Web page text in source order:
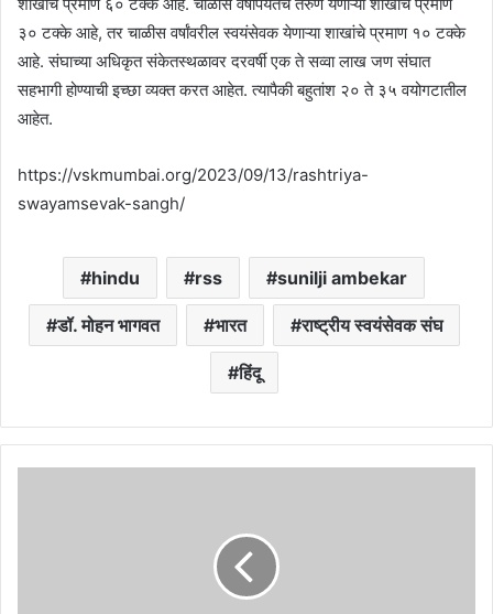
३० टक्के आहे, तर चाळीस वर्षांवरील स्वयंसेवक येणाऱ्या शाखांचे प्रमाण १० टक्के
आहे. संघाच्या अधिकृत संकेतस्थळावर दरवर्षी एक ते सव्वा लाख जण संघात
सहभागी होण्याची इच्छा व्यक्त करत आहेत. त्यापैकी बहुतांश २० ते ३५ वयोगटातील
आहेत.
https://vskmumbai.org/2023/09/13/rashtriya-
swayamsevak-sangh/
hindu rss sunilji ambekar
डॉ. मोहन भागवत भारत राष्ट्रीय स्वयंसेवक संघ
हिंदू